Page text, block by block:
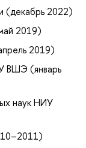
(декабрь 2022)
2019)
2019)
ВШЭ (январь
наук НИУ